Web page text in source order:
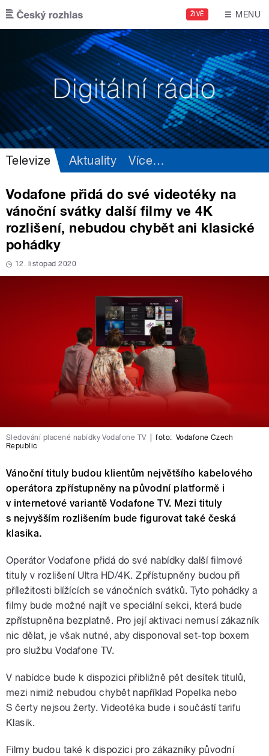
Přejít k hlavnímu obsahu
ŽIVĚ MENU
Televize Aktuality Více…
Vodafone přidá do své videotéky na
vánoční svátky další filmy ve 4K
rozlišení, nebudou chybět ani klasické
pohádky
12. listopad 2020
Sledování placené nabídky Vodafone TV foto: Vodafone Czech
Republic
Vánoční tituly budou klientům největšího kabelového
operátora zpřístupněny na původní platformě i
v internetové variantě Vodafone TV. Mezi tituly
s nejvyšším rozlišením bude figurovat také česká
klasika.
Operátor Vodafone přidá do své nabídky další filmové
tituly v rozlišení Ultra HD/4K. Zpřístupněny budou při
příležitosti blížících se vánočních svátků. Tyto pohádky a
filmy bude možné najít ve speciální sekci, která bude
zpřístupněna bezplatně. Pro její aktivaci nemusí zákazník
nic dělat, je však nutné, aby disponoval set-top boxem
pro službu Vodafone TV.
V nabídce bude k dispozici přibližně pět desítek titulů,
mezi nimiž nebudou chybět například Popelka nebo
S čerty nejsou žerty. Videotéka bude i součástí tarifu
Klasik.
Filmy budou také k dispozici pro zákazníky původní